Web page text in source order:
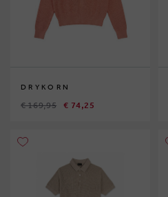
DRYKORN
€ 169,95 € 74,25